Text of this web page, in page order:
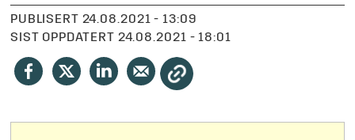
PUBLISERT
24.08.2021 - 13:09
SIST OPPDATERT
24.08.2021 - 18:01